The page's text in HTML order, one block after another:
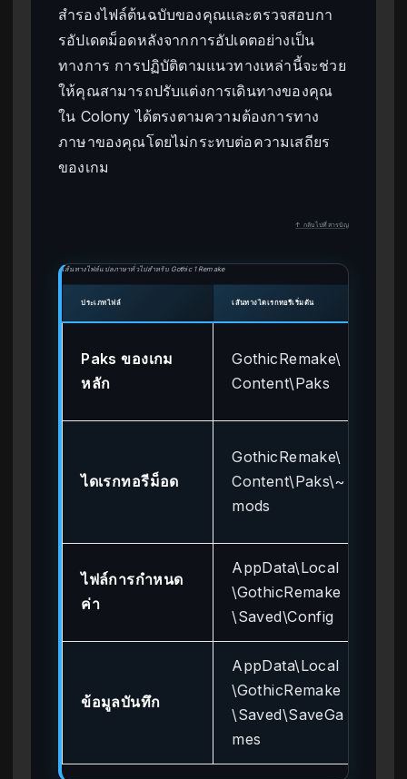
สำรองไฟล์ต้นฉบับของคุณและตรวจสอบกา
รอัปเดตม็อดหลังจากการอัปเดตอย่างเป็น
ทางการ การปฏิบัติตามแนวทางเหล่านี้จะช่วย
ให้คุณสามารถปรับแต่งการเดินทางของคุณ
ใน Colony ได้ตรงตามความต้องการทาง
ภาษาของคุณโดยไม่กระทบต่อความเสถียร
ของเกม
↑ กลับไปที่สารบัญ
เส้นทางไฟล์แปลภาษาทั่วไปสำหรับ Gothic 1 Remake
ประเภทไฟล์ เส้นทางไดเรกทอรีเริ่มต้น
Paks ของเกม
หลัก
GothicRemake\
Content\Paks
ไดเรกทอรีม็อด
GothicRemake\
Content\Paks\~
mods
ไฟล์การกำหนด
ค่า
AppData\Local
\GothicRemake
\Saved\Config
ข้อมูลบันทึก
AppData\Local
\GothicRemake
\Saved\SaveGa
mes